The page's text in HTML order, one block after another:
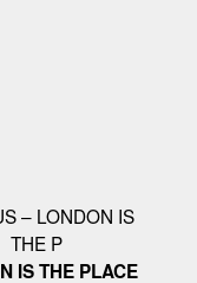
‎– LONDON IS
THE P
IS THE PLACE